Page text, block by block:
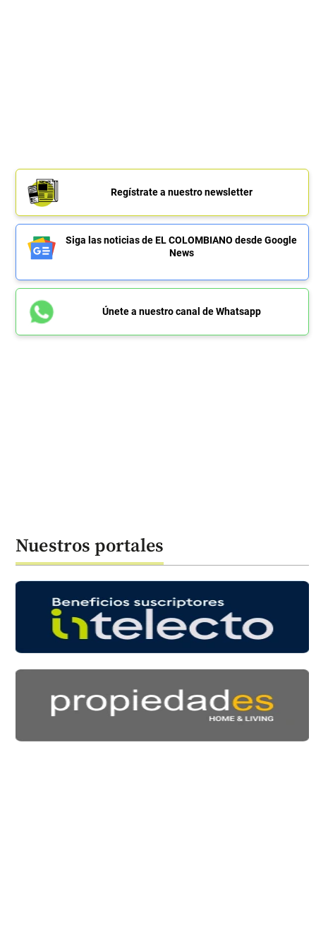
Regístrate a nuestro newsletter
Siga las noticias de EL COLOMBIANO desde Google
News
Únete a nuestro canal de Whatsapp
Nuestros portales